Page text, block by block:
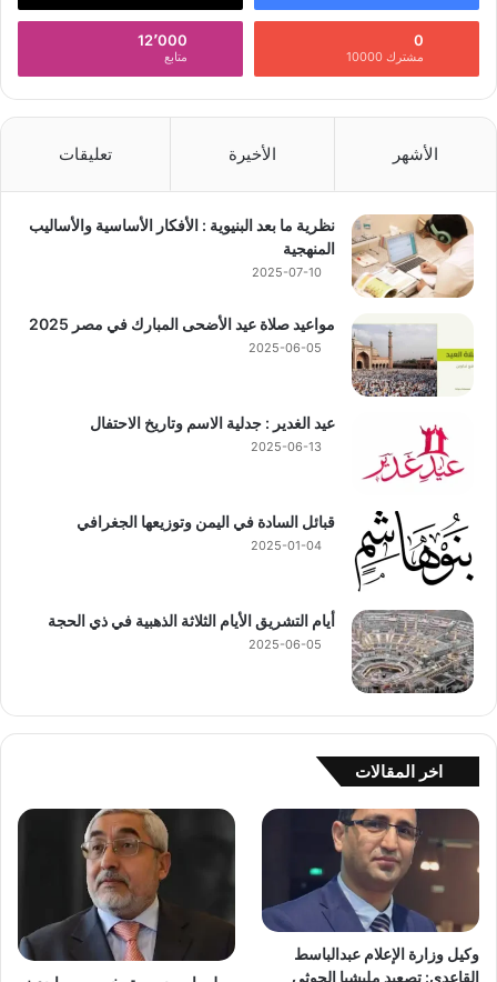
0
مشترك 10000
12٬000
متابع
الأشهر الأخيرة تعليقات
نظرية ما بعد البنيوية : الأفكار الأساسية والأساليب
المنهجية
2025-07-10
مواعيد صلاة عيد الأضحى المبارك في مصر 2025
2025-06-05
عيد الغدير : جدلية الاسم وتاريخ الاحتفال
2025-06-13
قبائل السادة في اليمن وتوزيعها الجغرافي
2025-01-04
أيام التشريق الأيام الثلاثة الذهبية في ذي الحجة
2025-06-05
اخر المقالات
وكيل وزارة الإعلام عبدالباسط
القاعدي: تصعيد مليشيا الحوثي